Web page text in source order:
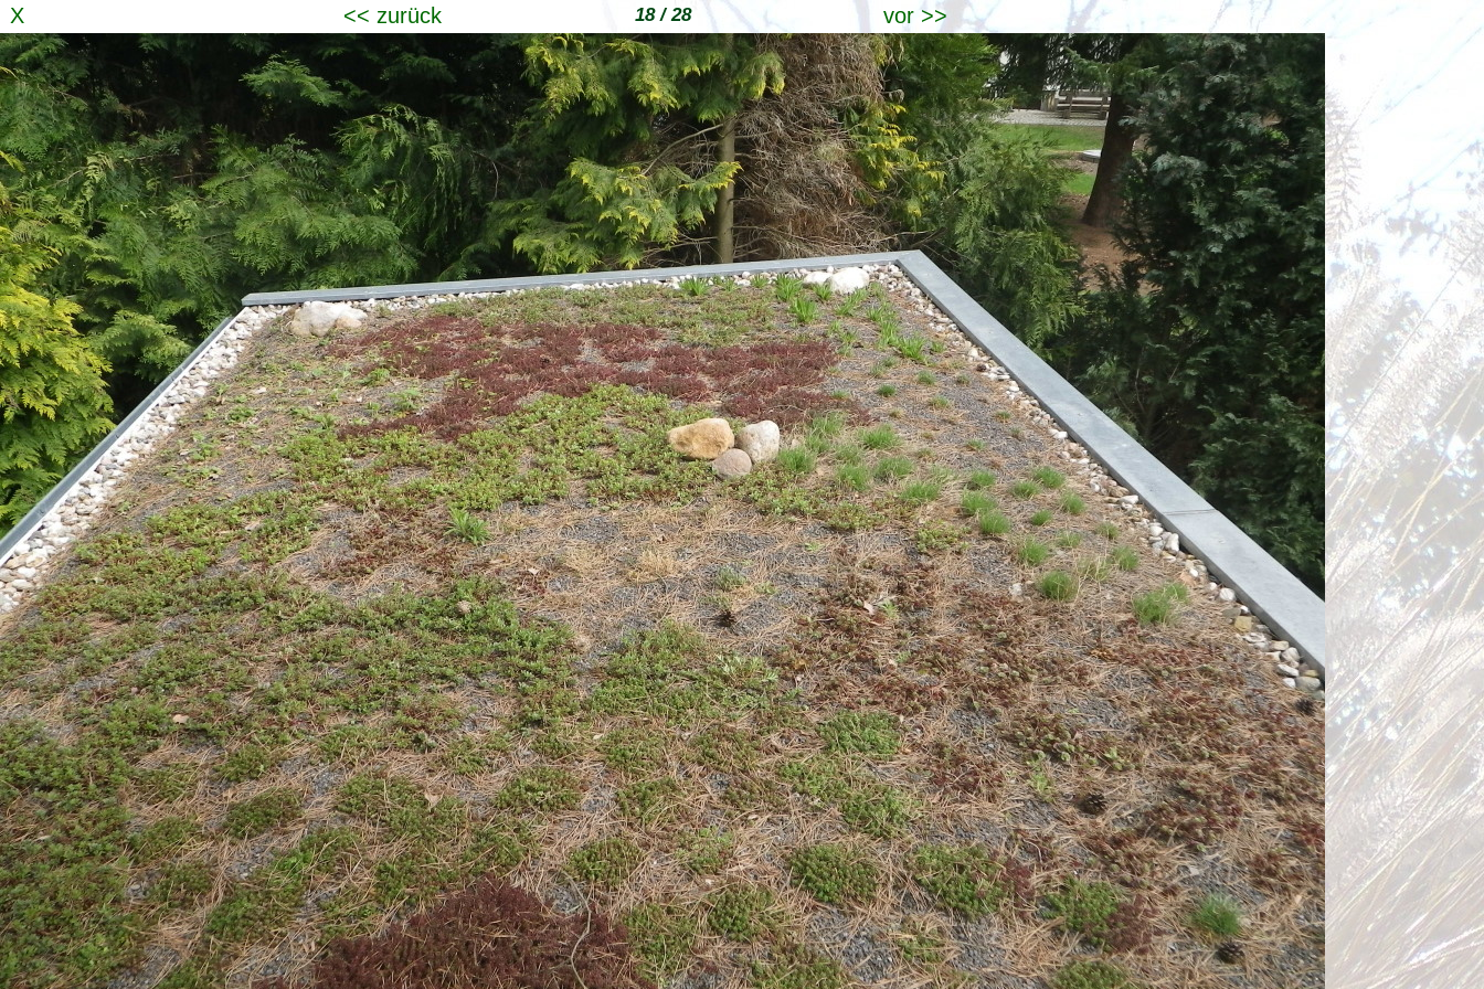
X << zurück 18 / 28 vor >>